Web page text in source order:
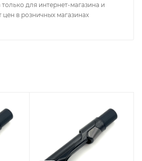
для интернет-магазина и
цен в розничных магазинах